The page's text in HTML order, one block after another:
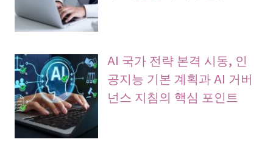
AI 국가 전략 본격 시동, 인
공지능 기본 계획과 AI 거버
넌스 지침의 핵심 포인트